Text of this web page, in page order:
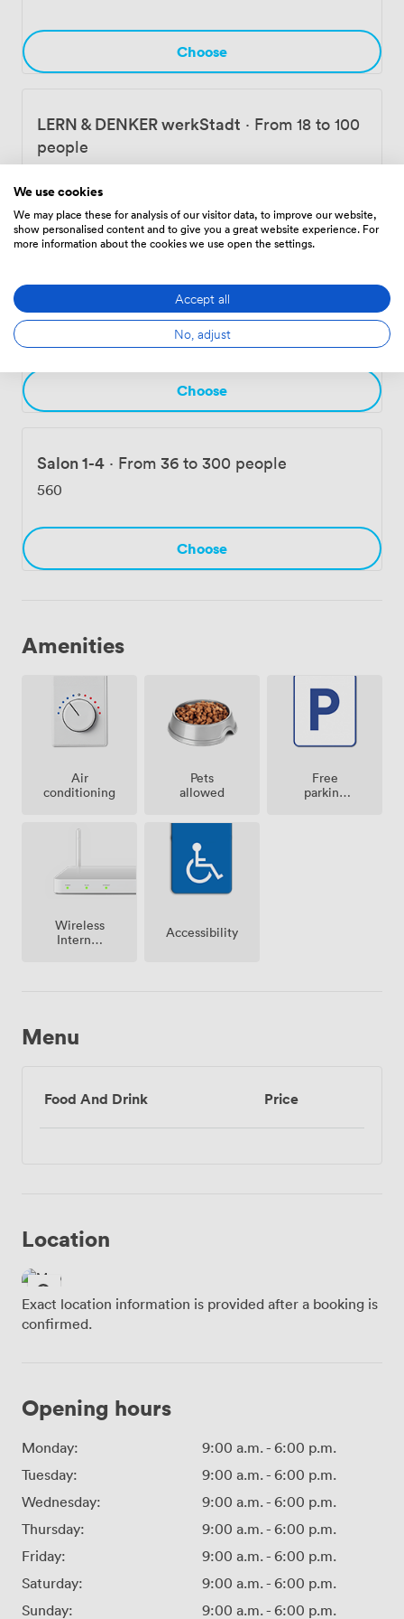
Choose
LERN & DENKER werkStadt · From 18 to 100
people
Choose
From 30 to 150 people
Choose
Salon 1-4 · From 36 to 300 people
560
Choose
Amenities
Air
conditioning
Pets
allowed
Free
parking
Wireless
Internet
Accessibility
Menu
Food And Drink Price
Location
Exact location information is provided after a booking is
confirmed.
Opening hours
Monday: 9:00 a.m.- 6:00 p.m.
Tuesday:
9:00 a.m.- 6:00 p.m.
Wednesday:
9:00 a.m.- 6:00 p.m.
Thursday:
9:00 a.m.- 6:00 p.m.
Friday:
9:00 a.m.- 6:00 p.m.
Saturday:
9:00 a.m.- 6:00 p.m.
Sunday:
9:00 a.m.- 6:00 p.m.
We use cookies
We may place these for analysis of our visitor data, to improve our website,
show personalised content and to give you a great website experience. For
more information about the cookies we use open the settings.
Accept all
No, adjust